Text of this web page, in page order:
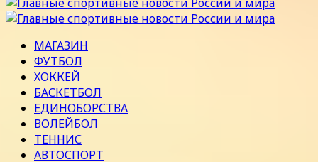
МАГАЗИН
ФУТБОЛ
ХОККЕЙ
БАСКЕТБОЛ
ЕДИНОБОРСТВА
ВОЛЕЙБОЛ
ТЕННИС
АВТОСПОРТ